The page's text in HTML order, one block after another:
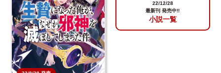
22/12/28
最新刊 発売中!!
小説一覧